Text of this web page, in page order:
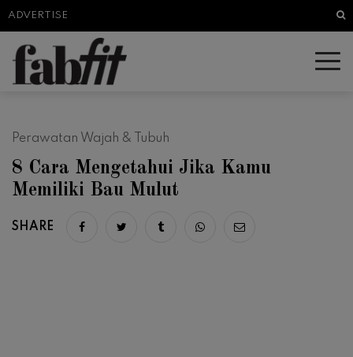
ADVERTISE
Perawatan Wajah & Tubuh
8 Cara Mengetahui Jika Kamu
Memiliki Bau Mulut
SHARE Share on facebook
Share on twitter
Share on tumblr
Share via whatsapp
Share via email